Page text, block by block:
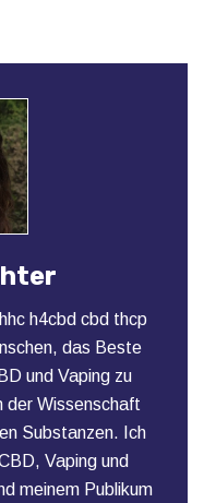
h4cbd cbd thcp
das Beste
und Vaping zu
der Wissenschaft
Substanzen. Ich
Vaping und
meinem Publikum